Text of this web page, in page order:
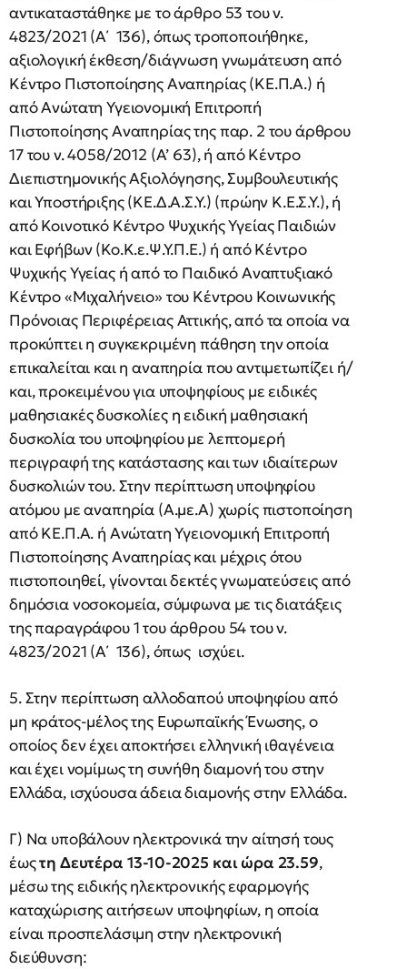
αντικαταστάθηκε με το άρθρο 53 του ν.
4823/2021 (Α΄ 136), όπως τροποποιήθηκε,
αξιολογική έκθεση/διάγνωση γνωμάτευση από
Κέντρο Πιστοποίησης Αναπηρίας (ΚΕ.Π.Α.) ή
από Ανώτατη Υγειονομική Επιτροπή
Πιστοποίησης Αναπηρίας της παρ. 2 του άρθρου
17 του ν. 4058/2012 (Α’ 63), ή από Κέντρο
Διεπιστημονικής Αξιολόγησης, Συμβουλευτικής
και Υποστήριξης (ΚΕ.Δ.Α.Σ.Υ.) (πρώην Κ.Ε.Σ.Υ.), ή
από Κοινοτικό Κέντρο Ψυχικής Υγείας Παιδιών
και Εφήβων (Κο.Κ.ε.Ψ.Υ.Π.Ε.) ή από Κέντρο
Ψυχικής Υγείας ή από το Παιδικό Αναπτυξιακό
Κέντρο «Μιχαλήνειο» του Κέντρου Κοινωνικής
Πρόνοιας Περιφέρειας Αττικής, από τα οποία να
προκύπτει η συγκεκριμένη πάθηση την οποία
επικαλείται και η αναπηρία που αντιμετωπίζει ή/
και, προκειμένου για υποψηφίους με ειδικές
μαθησιακές δυσκολίες η ειδική μαθησιακή
δυσκολία του υποψηφίου με λεπτομερή
περιγραφή της κατάστασης και των ιδιαίτερων
δυσκολιών του. Στην περίπτωση υποψηφίου
ατόμου με αναπηρία (Α.με.Α) χωρίς πιστοποίηση
από ΚΕ.Π.Α. ή Ανώτατη Υγειονομική Επιτροπή
Πιστοποίησης Αναπηρίας και μέχρις ότου
πιστοποιηθεί, γίνονται δεκτές γνωματεύσεις από
δημόσια νοσοκομεία, σύμφωνα με τις διατάξεις
της παραγράφου 1 του άρθρου 54 του ν.
4823/2021 (Α΄ 136), όπως ισχύει.
5. Στην περίπτωση αλλοδαπού υποψηφίου από
μη κράτος-μέλος της Ευρωπαϊκής Ένωσης, ο
οποίος δεν έχει αποκτήσει ελληνική ιθαγένεια
και έχει νομίμως τη συνήθη διαμονή του στην
Ελλάδα, ισχύουσα άδεια διαμονής στην Ελλάδα.
Γ) Να υποβάλουν ηλεκτρονικά την αίτησή τους
έωςτη Δευτέρα 13-10-2025 και ώρα 23.59,
μέσω της ειδικής ηλεκτρονικής εφαρμογής
καταχώρισης αιτήσεων υποψηφίων, η οποία
είναι προσπελάσιμη στην ηλεκτρονική
διεύθυνση: